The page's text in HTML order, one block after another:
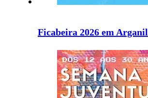
Ficabeira 2026 em Arganil